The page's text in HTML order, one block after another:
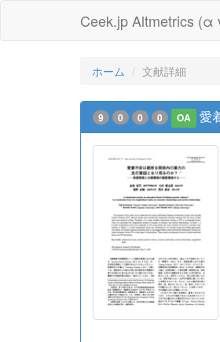
Ceek.jp Altmetrics (α
ホーム 文献詳細
9 0 0 0 OA 愛